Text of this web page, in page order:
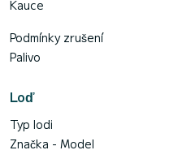
Kauce
Podmínky zrušení
Palivo
Loď
Typ lodi
Značka - Model